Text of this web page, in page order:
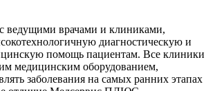
ведущими врачами и клиниками,
диагностическую и
помощь пациентам. Все клиники
медицинским оборудованием,
заболевания на самых ранних этапах